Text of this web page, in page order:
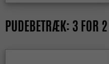
PUDEBETRÆK: 3 FOR